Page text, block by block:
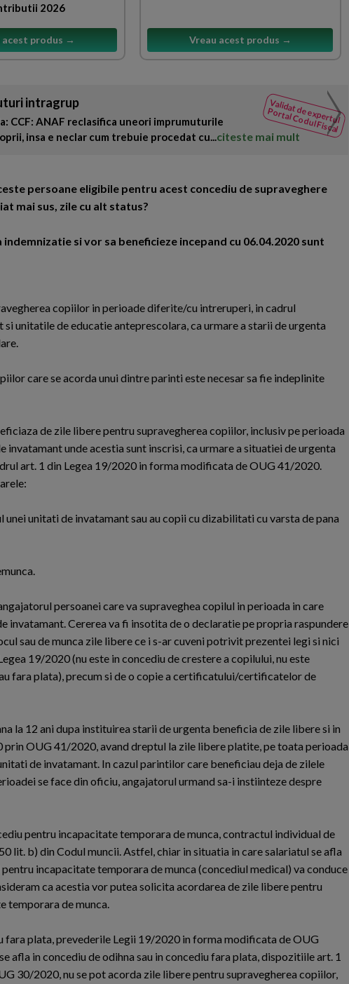
2026
acest produs → Vreau acest produs →
Validat de expertul
Portal Codul Fiscal
intragrup
CCF: ANAF reclasifica uneori imprumuturile
insa e neclar cum trebuie procedat cu...citeste mai mult
persoane eligibile pentru acest concediu de supraveghere
mai sus, zile cu alt status?
si vor sa beneficieze incepand cu 06.04.2020 sunt
copiilor in perioade diferite/cu intreruperi, in cadrul
unitatile de educatie anteprescolara, ca urmare a starii de urgenta
care se acorda unui dintre parinti este necesar sa fie indeplinite
de zile libere pentru supravegherea copiilor, inclusiv pe perioada
unde acestia sunt inscrisi, ca urmare a situatiei de urgenta
art. 1 din Legea 19/2020 in forma modificata de OUG 41/2020.
unitati de invatamant sau au copii cu dizabilitati cu varsta de pana
persoanei care va supraveghea copilul in perioada in care
Cererea va fi insotita de o declaratie pe propria raspundere
sau de munca zile libere ce i s-ar cuveni potrivit prezentei legi si nici
19/2020 (nu este in concediu de crestere a copilului, nu este
fara plata), precum si de o copie a certificatului/certificatelor de
la 12 ani dupa instituirea starii de urgenta beneficia de zile libere si in
OUG 41/2020, avand dreptul la zile libere platite, pe toata perioada
de invatamant. In cazul parintilor care beneficiau deja de zilele
se face din oficiu, angajatorul urmand sa-i instiinteze despre
pentru incapacitate temporara de munca, contractul individual de
lit. b) din Codul muncii. Astfel, chiar in situatia in care salariatul se afla
incapacitate temporara de munca (concediul medical) va conduce
ca acestia vor putea solicita acordarea de zile libere pentru
temporara de munca.
fara plata, prevederile Legii 19/2020 in forma modificata de OUG
afla in concediu de odihna sau in concediu fara plata, dispozitiile art. 1
30/2020, nu se pot acorda zile libere pentru supravegherea copiilor,